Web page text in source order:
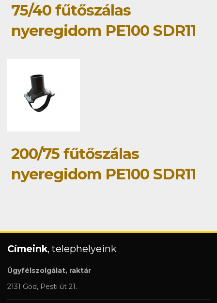
75/40 fűtőszálas
nyeregidom PE100 SDR11
200/75 fűtőszálas
nyeregidom PE100 SDR11
Címeink, telephelyeink
Ügyfélszolgálat, raktár
2131 Göd, Pesti út 21.